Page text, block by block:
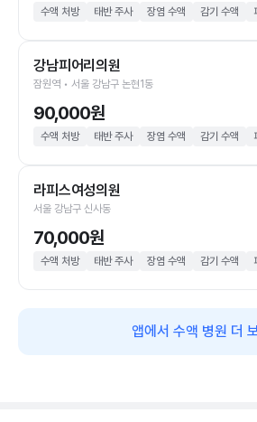
수액 처방 태반 주사 장염 수액 감기 수액
강남피어리의원
잠원역 • 서울 강남구 논현1동
90,000원
수액 처방 태반 주사 장염 수액 감기 수액
라피스여성의원
서울 강남구 신사동
70,000원
수액 처방 태반 주사 장염 수액 감기 수액
앱에서 수액 병원 더